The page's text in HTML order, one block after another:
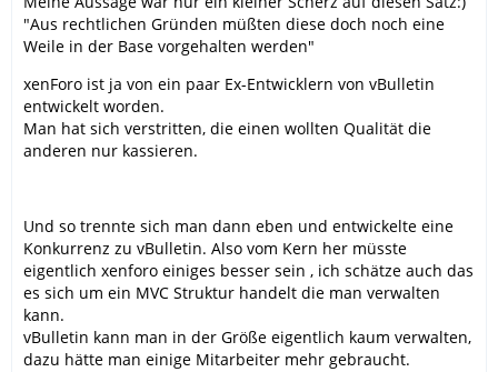
"Aus rechtlichen Gründen müßten diese doch noch eine
Weile in der Base vorgehalten werden"
xenForo ist ja von ein paar Ex-Entwicklern von vBulletin
entwickelt worden.
Man hat sich verstritten, die einen wollten Qualität die
anderen nur kassieren.
Und so trennte sich man dann eben und entwickelte eine
Konkurrenz zu vBulletin. Also vom Kern her müsste
eigentlich xenforo einiges besser sein , ich schätze auch das
es sich um ein MVC Struktur handelt die man verwalten
kann.
vBulletin kann man in der Größe eigentlich kaum verwalten,
dazu hätte man einige Mitarbeiter mehr gebraucht.